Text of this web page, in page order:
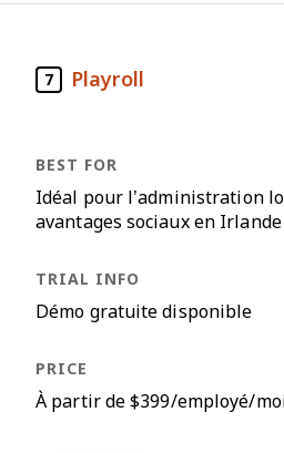
7 Playroll
Idéal pour l’administration
avantages sociaux en Irlande
Démo gratuite disponible
À partir de $399/employé/